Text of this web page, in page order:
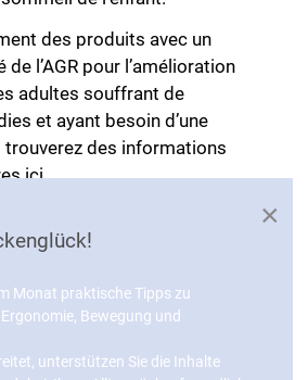
des produits avec un
l’AGR pour l’amélioration
adultes souffrant de
et ayant besoin d’une
trouverez des informations
ici.
utilisateur.
être réglé de façon
poids et à la morphologie
×
Monat praktische Tipps zu
Bewegung und
unterstützen Sie die Inhalte